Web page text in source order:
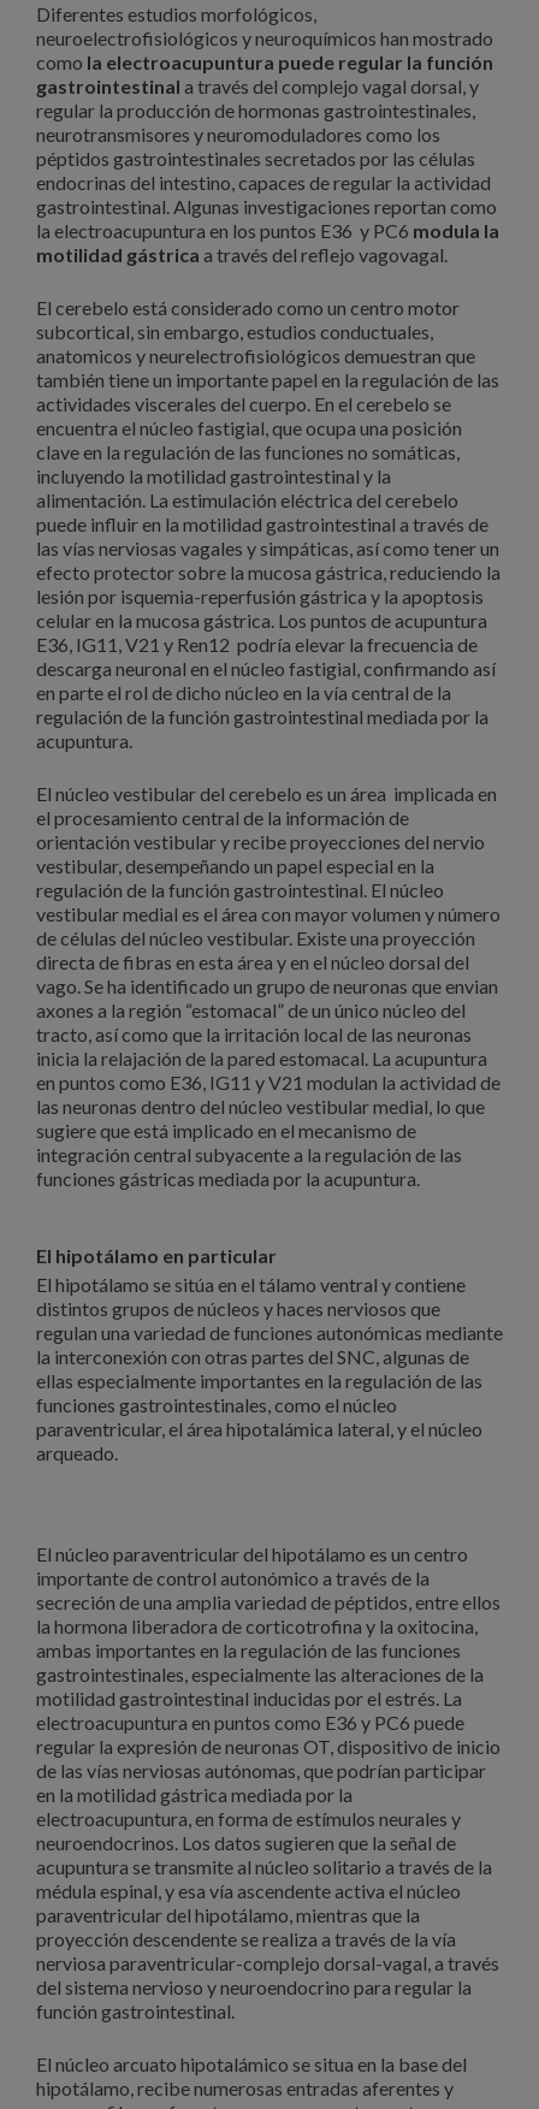
Diferentes estudios morfológicos,
neuroelectrofisiológicos y neuroquímicos han mostrado
como la electroacupuntura puede regular la función
gastrointestinal a través del complejo vagal dorsal, y
regular la producción de hormonas gastrointestinales,
neurotransmisores y neuromoduladores como los
péptidos gastrointestinales secretados por las células
endocrinas del intestino, capaces de regular la actividad
gastrointestinal. Algunas investigaciones reportan como
la electroacupuntura en los puntos E36 y PC6 modula la
motilidad gástrica a través del reflejo vagovagal.
El cerebelo está considerado como un centro motor
subcortical, sin embargo, estudios conductuales,
anatomicos y neurelectrofisiológicos demuestran que
también tiene un importante papel en la regulación de las
actividades viscerales del cuerpo. En el cerebelo se
encuentra el núcleo fastigial, que ocupa una posición
clave en la regulación de las funciones no somáticas,
incluyendo la motilidad gastrointestinal y la
alimentación. La estimulación eléctrica del cerebelo
puede influir en la motilidad gastrointestinal a través de
las vías nerviosas vagales y simpáticas, así como tener un
efecto protector sobre la mucosa gástrica, reduciendo la
lesión por isquemia-reperfusión gástrica y la apoptosis
celular en la mucosa gástrica. Los puntos de acupuntura
E36, IG11, V21 y Ren12 podría elevar la frecuencia de
descarga neuronal en el núcleo fastigial, confirmando así
en parte el rol de dicho núcleo en la vía central de la
regulación de la función gastrointestinal mediada por la
acupuntura.
El núcleo vestibular del cerebelo es un área implicada en
el procesamiento central de la información de
orientación vestibular y recibe proyecciones del nervio
vestibular, desempeñando un papel especial en la
regulación de la función gastrointestinal. El núcleo
vestibular medial es el área con mayor volumen y número
de células del núcleo vestibular. Existe una proyección
directa de fibras en esta área y en el núcleo dorsal del
vago. Se ha identificado un grupo de neuronas que envian
axones a la región “estomacal” de un único núcleo del
tracto, así como que la irritación local de las neuronas
inicia la relajación de la pared estomacal. La acupuntura
en puntos como E36, IG11 y V21 modulan la actividad de
las neuronas dentro del núcleo vestibular medial, lo que
sugiere que está implicado en el mecanismo de
integración central subyacente a la regulación de las
funciones gástricas mediada por la acupuntura.
El hipotálamo en particular
El hipotálamo se sitúa en el tálamo ventral y contiene
distintos grupos de núcleos y haces nerviosos que
regulan una variedad de funciones autonómicas mediante
la interconexión con otras partes del SNC, algunas de
ellas especialmente importantes en la regulación de las
funciones gastrointestinales, como el núcleo
paraventricular, el área hipotalámica lateral, y el núcleo
arqueado.
El núcleo paraventricular del hipotálamo es un centro
importante de control autonómico a través de la
secreción de una amplia variedad de péptidos, entre ellos
la hormona liberadora de corticotrofina y la oxitocina,
ambas importantes en la regulación de las funciones
gastrointestinales, especialmente las alteraciones de la
motilidad gastrointestinal inducidas por el estrés. La
electroacupuntura en puntos como E36 y PC6 puede
regular la expresión de neuronas OT, dispositivo de inicio
de las vías nerviosas autónomas, que podrían participar
en la motilidad gástrica mediada por la
electroacupuntura, en forma de estímulos neurales y
neuroendocrinos. Los datos sugieren que la señal de
acupuntura se transmite al núcleo solitario a través de la
médula espinal, y esa vía ascendente activa el núcleo
paraventricular del hipotálamo, mientras que la
proyección descendente se realiza a través de la vía
nerviosa paraventricular-complejo dorsal-vagal, a través
del sistema nervioso y neuroendocrino para regular la
función gastrointestinal.
El núcleo arcuato hipotalámico se situa en la base del
hipotálamo, recibe numerosas entradas aferentes y